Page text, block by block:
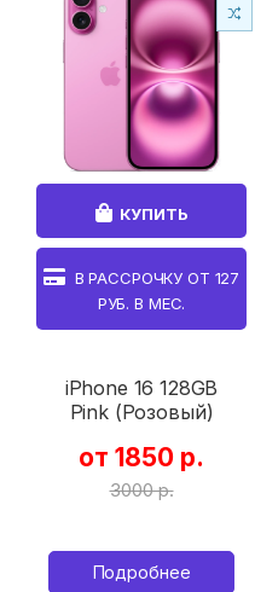
КУПИТЬ
В РАССРОЧКУ ОТ 127
РУБ. В МЕС.
iPhone 16 128GB
Pink (Розовый)
от 1850 р.
3000 р.
Подробнее